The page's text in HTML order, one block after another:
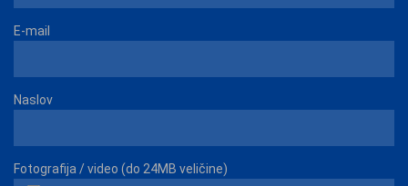
E-mail
Naslov
Fotografija / video (do 24MB veličine)